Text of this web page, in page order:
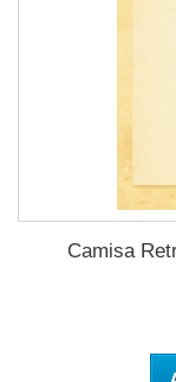
Camisa